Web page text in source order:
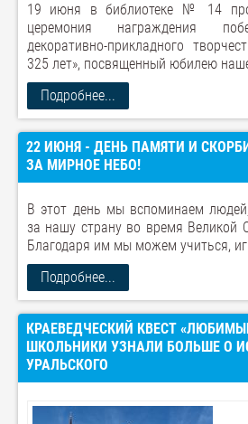
19 июня в библиотеке № 14
церемония награждения
декоративно-прикладного
325 лет», посвященный юбилею
Подробнее...
22 ИЮНЯ - ДЕНЬ ПАМЯТИ И
ЗА МИРНОЕ НЕБО!
В этот день мы вспоминаем
за нашу страну во время Великой
Благодаря им мы можем учиться,
Подробнее...
КРАЕВЕДЧЕСКИЙ КВЕСТ
ШКОЛЬНИКИ УЗНАЛИ БОЛЬШЕ О
УРАЛЬСКОГО